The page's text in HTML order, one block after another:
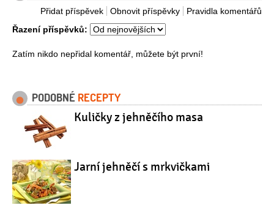
Pravidla komentářů
Obnovit příspěvky
Přidat příspěvek
Řazení příspěvků:
Zatím nikdo nepřidal komentář, můžete být první!
PODOBNÉ RECEPTY
Kuličky z jehněčího masa
Jarní jehněčí s mrkvičkami